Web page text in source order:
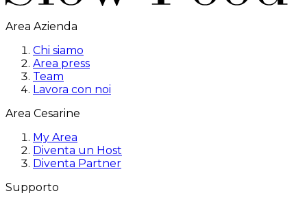
Area Azienda
Chi siamo
Area press
Team
Lavora con noi
Area Cesarine
My Area
Diventa un Host
Diventa Partner
Supporto